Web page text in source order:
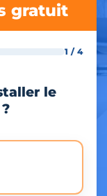
gratuit
1 / 4
le